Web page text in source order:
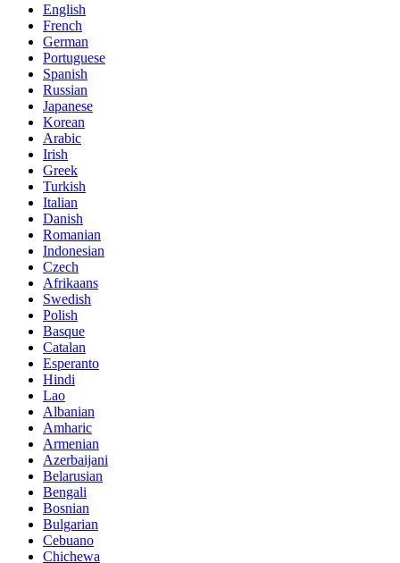
English
French
German
Portuguese
Spanish
Russian
Japanese
Korean
Arabic
Irish
Greek
Turkish
Italian
Danish
Romanian
Indonesian
Czech
Afrikaans
Swedish
Polish
Basque
Catalan
Esperanto
Hindi
Lao
Albanian
Amharic
Armenian
Azerbaijani
Belarusian
Bengali
Bosnian
Bulgarian
Cebuano
Chichewa